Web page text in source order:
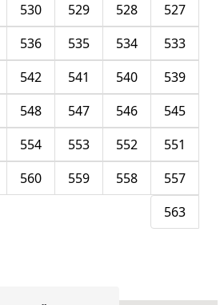
527
528
529
530
533
534
535
536
539
540
541
542
545
546
547
548
551
552
553
554
557
558
559
560
563